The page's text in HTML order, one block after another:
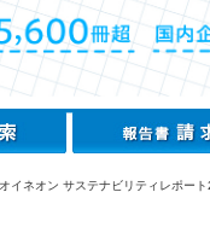
イネオン サステナビリティレポー